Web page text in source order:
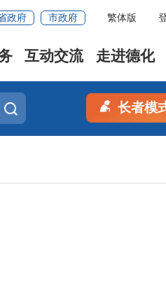
政府 市政府 繁体版
互动交流 走进德化
长者模